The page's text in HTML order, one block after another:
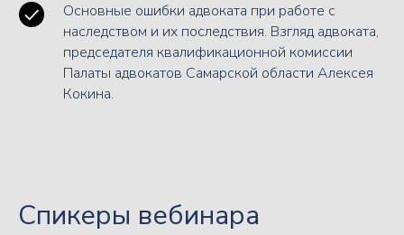
Основные ошибки адвоката при работе с
наследством и их последствия. Взгляд адвоката,
председателя квалификационной комиссии
Палаты адвокатов Самарской области Алексея
Кокина.
Спикеры вебинара